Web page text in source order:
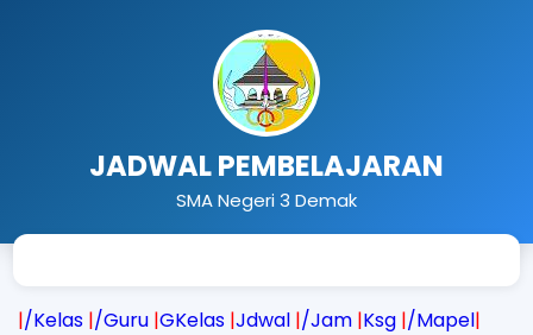
JADWAL PEMBELAJARAN
SMA Negeri 3 Demak
|/Kelas |/Guru |GKelas |Jdwal |/Jam |Ksg |/Mapel|